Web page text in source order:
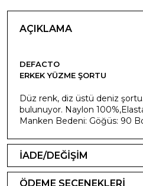
AÇIKLAMA
DEFACTO
ERKEK YÜZME ŞORTU
Düz renk, diz üstü deniz şortu.
bulunuyor. Naylon
Manken Bedeni: Göğüs: 90
İADE/DEĞİŞİM
ÖDEME SEÇENEKLERİ